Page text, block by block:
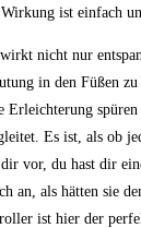
ist einfach
nicht nur‍
in ⁣den Füßen
Erleichterung
Es ist, als ob
​vor, du ‌hast⁣ dir
an, als hätten sie
ist ⁣hier ⁢der